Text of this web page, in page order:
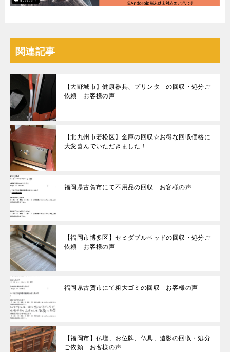
関連記事
【大野城市】健康器具、プリンタ―の回収・処分ご
依頼 お客様の声
【北九州市若松区】金庫の回収☆お得な回収価格に
大変喜んでいただきました！
福岡県古賀市にて不用品の回収 お客様の声
【福岡市博多区】セミダブルベッドの回収・処分ご
依頼 お客様の声
福岡県古賀市にて粗大ゴミの回収 お客様の声
【福岡市】仏壇、お位牌、仏具、遺影の回収・処分
ご依頼 お客様の声